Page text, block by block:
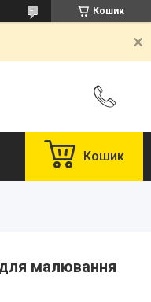
Кошик
Кошик
для малювання